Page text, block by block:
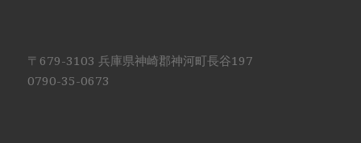
〒679-3103 兵庫県神崎郡神河町長谷197
0790-35-0673